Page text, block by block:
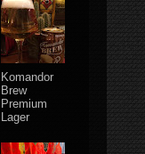
Komandor
Brew
Premium
Lager